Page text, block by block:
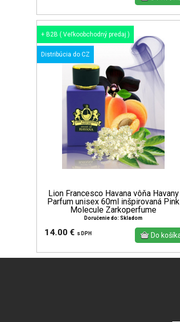
+ B2B ( Veľkoobchodný predaj )
Distribúcia do CZ
Lion Francesco Havana vôňa Havany
Parfum unisex 60ml inšpirovaná Pink
Molecule Zarkoperfume
Doručenie do: Skladom
14.00 € s DPH